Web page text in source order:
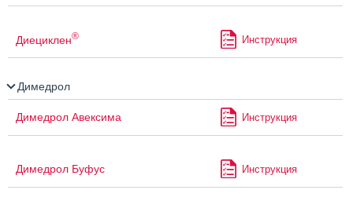
Диециклен® Инструкция
Димедрол
Димедрол Авексима Инструкция
Димедрол Буфус Инструкция